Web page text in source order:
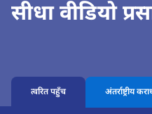
सीधा वीडियो
त्वरित पहुँच अंतर्राष्ट्रीय